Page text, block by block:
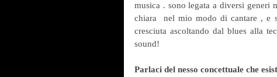
musica . sono legata a diversi generi
chiara  nel mio modo di cantare , e
cresciuta ascoltando dal blues alla
sound!
Parlaci del nesso concettuale che